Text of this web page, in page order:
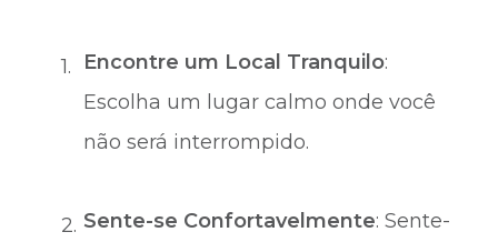
Encontre um Local Tranquilo:
Escolha um lugar calmo onde você
não será interrompido.
Sente-se Confortavelmente: Sente-